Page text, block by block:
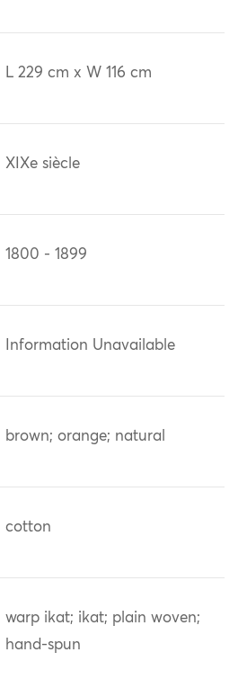
L 229 cm x W 116 cm
XIXe siècle
1800 - 1899
Information Unavailable
brown; orange; natural
cotton
warp ikat; ikat; plain woven;
hand-spun